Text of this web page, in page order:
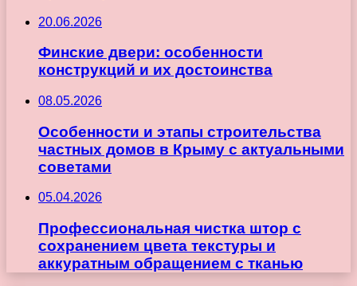
20.06.2026
Финские двери: особенности
конструкций и их достоинства
08.05.2026
Особенности и этапы строительства
частных домов в Крыму с актуальными
советами
05.04.2026
Профессиональная чистка штор с
сохранением цвета текстуры и
аккуратным обращением с тканью